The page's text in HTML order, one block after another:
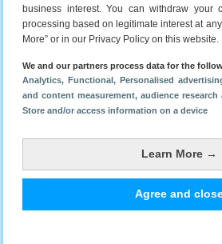
business interest. You can withdraw your
processing based on legitimate interest at
More” or in our Privacy Policy on this website.
We and our partners process data for the
Analytics, Functional, Personalised
and content measurement, audience
Store and/or access information on a device
Learn More →
Agree and
Lees meer over